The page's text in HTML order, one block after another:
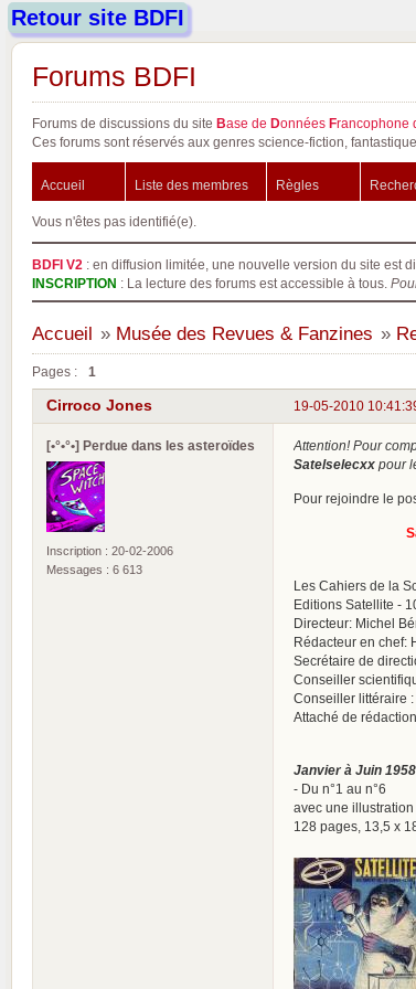
Retour site BDFI
Forums BDFI
Forums de discussions du site Base de Données Francophone
Ces forums sont réservés aux genres science-fiction,
Accueil Liste des membres Règles
Vous n'êtes pas identifié(e).
BDFI V2 : en diffusion limitée, une nouvelle version du site est
INSCRIPTION : La lecture des forums est accessible à tous.
Accueil » Musée des Revues & Fanzines »
Pages : 1
19-05-2010
Cirroco Jones
[•°•°•] Perdue dans les asteroïdes
Inscription : 20-02-2006
Messages : 6 613
Attention! Pour
Satelselecxx pour
Pour rejoindre le
Les Cahiers de la
Editions Satellite -
Directeur: Michel
Rédacteur en chef:
Secrétaire de
Conseiller
Conseiller littéraire :
Attaché de
Janvier à Juin 1958
- Du n°1 au n°6
avec une illustration
128 pages, 13,5 x